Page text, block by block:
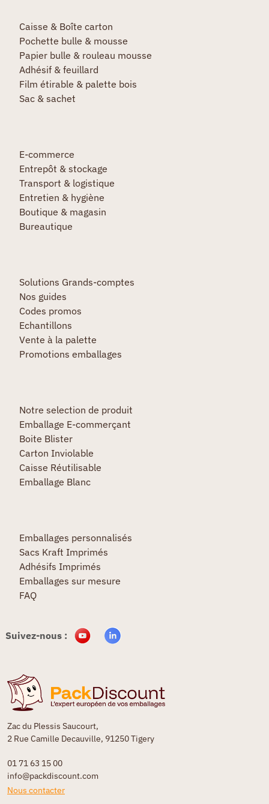
Zac du Plessis Saucourt,
2 Rue Camille Decauville, 91250 Tigery
01 71 63 15 00
info@packdiscount.com
Nous contacter
Caisse & Boîte carton
Pochette bulle & mousse
Papier bulle & rouleau mousse
Adhésif & feuillard
Film étirable & palette bois
Sac & sachet
E-commerce
Entrepôt & stockage
Transport & logistique
Entretien & hygiène
Boutique & magasin
Bureautique
Solutions Grands-comptes
Nos guides
Codes promos
Echantillons
Vente à la palette
Promotions emballages
Notre selection de produit
Emballage E-commerçant
Boite Blister
Carton Inviolable
Caisse Réutilisable
Emballage Blanc
Emballages personnalisés
Sacs Kraft Imprimés
Adhésifs Imprimés
Emballages sur mesure
FAQ
Suivez-nous :